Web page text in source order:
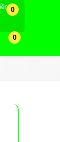
0
0